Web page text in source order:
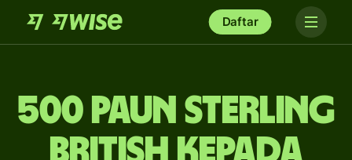
Daftar
500 paun sterling
British kepada